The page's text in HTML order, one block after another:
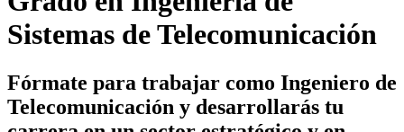
Sistemas de Telecomunicación
Fórmate para trabajar como Ingeniero de
Telecomunicación y desarrollarás tu